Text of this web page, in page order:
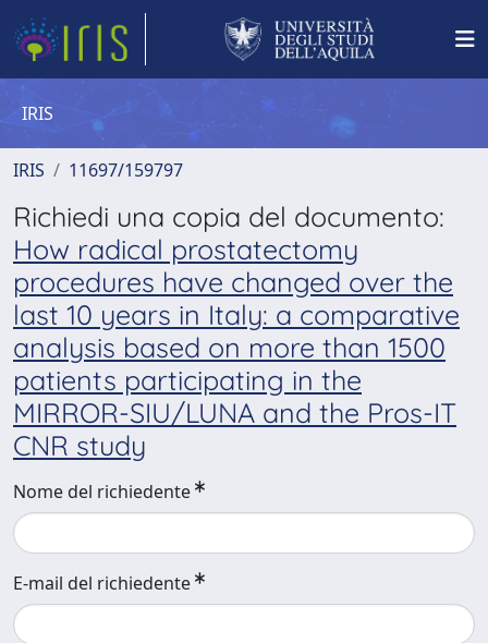
IRIS
IRIS 11697/159797
Richiedi una copia del documento:
How radical prostatectomy
procedures have changed over the
last 10 years in Italy: a comparative
analysis based on more than 1500
patients participating in the
MIRROR-SIU/LUNA and the Pros-IT
CNR study
Nome del richiedente
E-mail del richiedente